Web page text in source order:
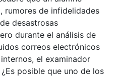
rumores de infidelidades
desastrosas
durante el análisis de
correos electrónicos
el examinador
posible que uno de los